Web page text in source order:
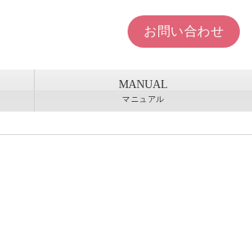
お問い合わせ
MANUAL
マニュアル